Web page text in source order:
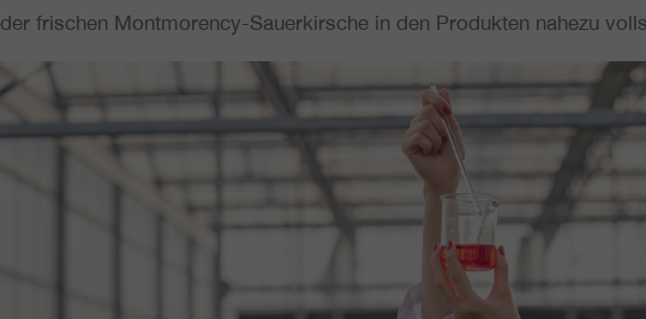
der fri­schen Mont­mo­ren­cy-Sau­er­kir­sche in den Pro­duk­ten nahezu